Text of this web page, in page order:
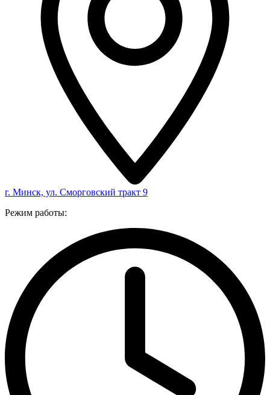
г. Минск, ул. Сморговский тракт 9
Режим работы: